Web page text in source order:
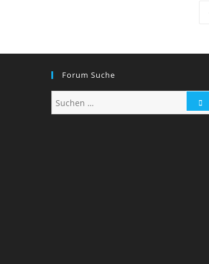
Forum Suche